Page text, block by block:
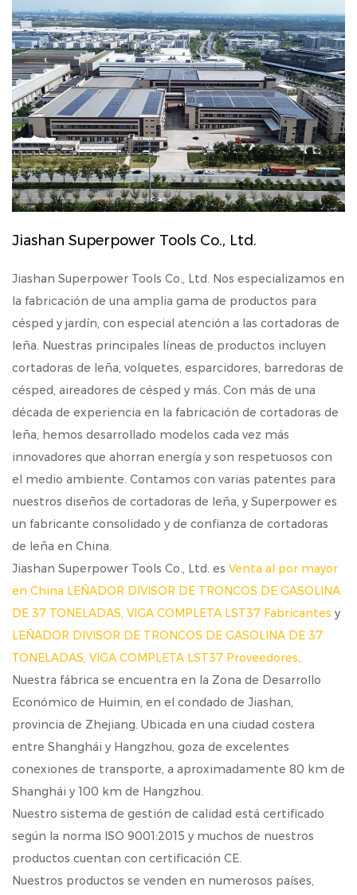
Jiashan Superpower Tools Co., Ltd.
Jiashan Superpower Tools Co., Ltd. Nos especializamos en
la fabricación de una amplia gama de productos para
césped y jardín, con especial atención a las cortadoras de
leña. Nuestras principales líneas de productos incluyen
cortadoras de leña, volquetes, esparcidores, barredoras de
césped, aireadores de césped y más. Con más de una
década de experiencia en la fabricación de cortadoras de
leña, hemos desarrollado modelos cada vez más
innovadores que ahorran energía y son respetuosos con
el medio ambiente. Contamos con varias patentes para
nuestros diseños de cortadoras de leña, y Superpower es
un fabricante consolidado y de confianza de cortadoras
de leña en China.
Jiashan Superpower Tools Co., Ltd. es Venta al por mayor
en China LEÑADOR DIVISOR DE TRONCOS DE GASOLINA
DE 37 TONELADAS, VIGA COMPLETA LST37 Fabricantes y
LEÑADOR DIVISOR DE TRONCOS DE GASOLINA DE 37
TONELADAS, VIGA COMPLETA LST37 Proveedores.
Nuestra fábrica se encuentra en la Zona de Desarrollo
Económico de Huimin, en el condado de Jiashan,
provincia de Zhejiang. Ubicada en una ciudad costera
entre Shanghái y Hangzhou, goza de excelentes
conexiones de transporte, a aproximadamente 80 km de
Shanghái y 100 km de Hangzhou.
Nuestro sistema de gestión de calidad está certificado
según la norma ISO 9001:2015 y muchos de nuestros
productos cuentan con certificación CE.
Nuestros productos se venden en numerosos países,